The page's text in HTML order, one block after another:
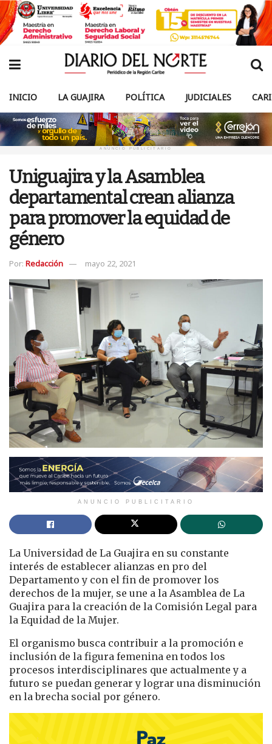
INICIO LA GUAJIRA POLÍTICA JUDICIALES
ANUNCIO PUBLICITARIO
Uniguajira y la Asamblea
departamental crean alianza
para promover la equidad de
género
Por: Redacción mayo 22, 2021
ANUNCIO PUBLICITARIO
La Universidad de La Guajira en su constante
interés de establecer alianzas en pro del
Departamento y con el fin de promover los
derechos de la mujer, se une a la Asamblea de La
Guajira para la creación de la Comisión Legal para
la Equidad de la Mujer.
El organismo busca contribuir a la promoción e
inclusión de la figura femenina en todos los
procesos interdisciplinares que actualmente y a
futuro se puedan generar y lograr una disminución
en la brecha social por género.